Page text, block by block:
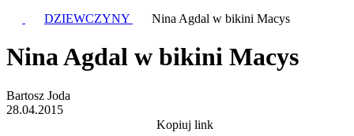
DZIEWCZYNY Nina Agdal w bikini Macys
Nina Agdal w bikini Macys
Bartosz Joda
28.04.2015
Kopiuj link